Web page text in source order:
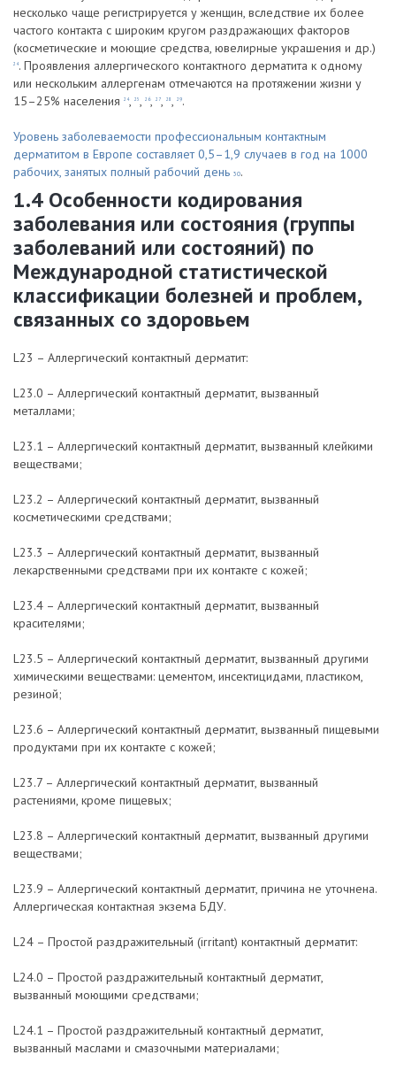
несколько чаще регистрируется у женщин, вследствие их более
частого контакта с широким кругом раздражающих факторов
(косметические и моющие средства, ювелирные украшения и др.)
24. Проявления аллергического контактного дерматита к одному
или нескольким аллергенам отмечаются на протяжении жизни у
15–25% населения
24, 25, 26, 27, 28, 29.
Уровень заболеваемости профессиональным контактным
дерматитом в Европе составляет 0,5–1,9 случаев в год на 1000
рабочих, занятых полный рабочий день 30.
1.4 Особенности кодирования
заболевания или состояния (группы
заболеваний или состояний) по
Международной статистической
классификации болезней и проблем,
связанных со здоровьем
L23 – Аллергический контактный дерматит:
L23.0 – Аллергический контактный дерматит, вызванный
металлами;
L23.1 – Аллергический контактный дерматит, вызванный клейкими
веществами;
L23.2 – Аллергический контактный дерматит, вызванный
косметическими средствами;
L23.3 – Аллергический контактный дерматит, вызванный
лекарственными средствами при их контакте с кожей;
L23.4 – Аллергический контактный дерматит, вызванный
красителями;
L23.5 – Аллергический контактный дерматит, вызванный другими
химическими веществами: цементом, инсектицидами, пластиком,
резиной;
L23.6 – Аллергический контактный дерматит, вызванный пищевыми
продуктами при их контакте с кожей;
L23.7 – Аллергический контактный дерматит, вызванный
растениями, кроме пищевых;
L23.8 – Аллергический контактный дерматит, вызванный другими
веществами;
L23.9 – Аллергический контактный дерматит, причина не уточнена.
Аллергическая контактная экзема БДУ.
L24 – Простой раздражительный (irritant) контактный дерматит:
L24.0 – Простой раздражительный контактный дерматит,
вызванный моющими средствами;
L24.1 – Простой раздражительный контактный дерматит,
вызванный маслами и смазочными материалами;